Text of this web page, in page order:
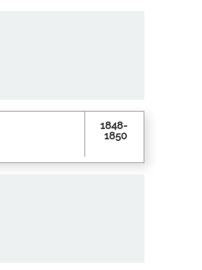
1848-
1850